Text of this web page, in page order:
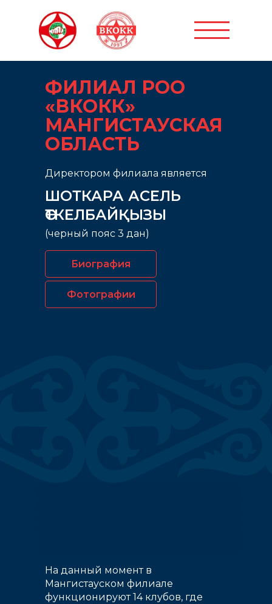
На данный момент в
Мангистауском филиале
функционируют 14 клубов, где
(черный пояс 3 дан)
Директором филиала является
ФИЛИАЛ РОО
«ВКОКК»
МАНГИСТАУСКАЯ
ОБЛАСТЬ
ШОТКАРА АСЕЛЬ
ӨТКЕЛБАЙҚЫЗЫ
Фотографии
Биография